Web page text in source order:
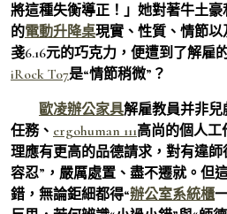
將這種失衡導正！」她對著牛土豪
的電動升降桌現實、性質、情節
戔6.16元的巧克力，便遭到了解雇
iRock T07是“情節稍微”？
歐凌辦公家具解雇教員并非
任務、 ergohuman 111高尚的個人工
理應有更高的品德請求，對有違
容忍”，嚴厲處置、盡不遷就。但
錯，無論鉅細都得“辦公室系統櫃